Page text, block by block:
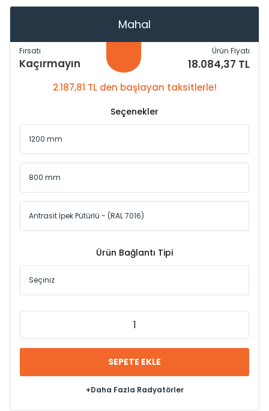
Mahal
Fırsatı
Kaçırmayın
Ürün Fiyatı
18.084,37 TL
2.187,81 TL den başlayan taksitlerle!
Seçenekler
Ürün Bağlantı Tipi
SEPETE EKLE
+Daha Fazla Radyatörler